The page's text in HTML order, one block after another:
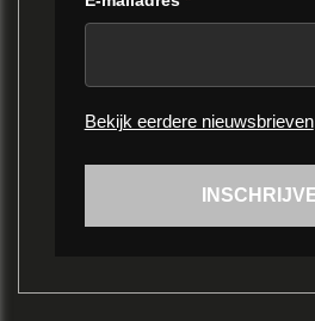
Bekijk eerdere nieuwsbrieven